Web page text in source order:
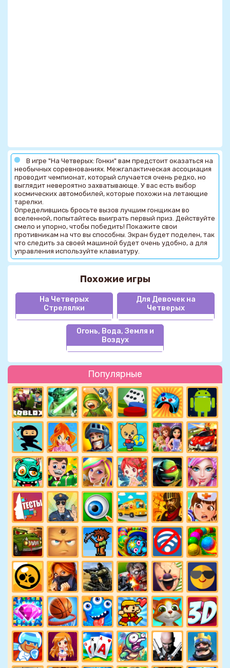
Популярные
В игре "На Четверых: Гонки" вам предстоит оказаться на
необычных соревнованиях. Межгалактическая ассоциация
проводит чемпионат, который случается очень редко, но
выглядит невероятно захватывающе. У вас есть выбор
космических автомобилей, которые похожи на летающие
тарелки.
Определившись бросьте вызов лучшим гонщикам во
вселенной, попытайтесь выиграть первый приз. Действуйте
смело и упорно, чтобы победить! Покажите свои
противникам на что вы способны. Экран будет поделен, так
что следить за своей машиной будет очень удобно, а для
управления используйте клавиатуру.
Похожие игры
На Четверых
Стрелялки
Для Девочек на
Четверых
Огонь, Вода, Земля и
Воздух